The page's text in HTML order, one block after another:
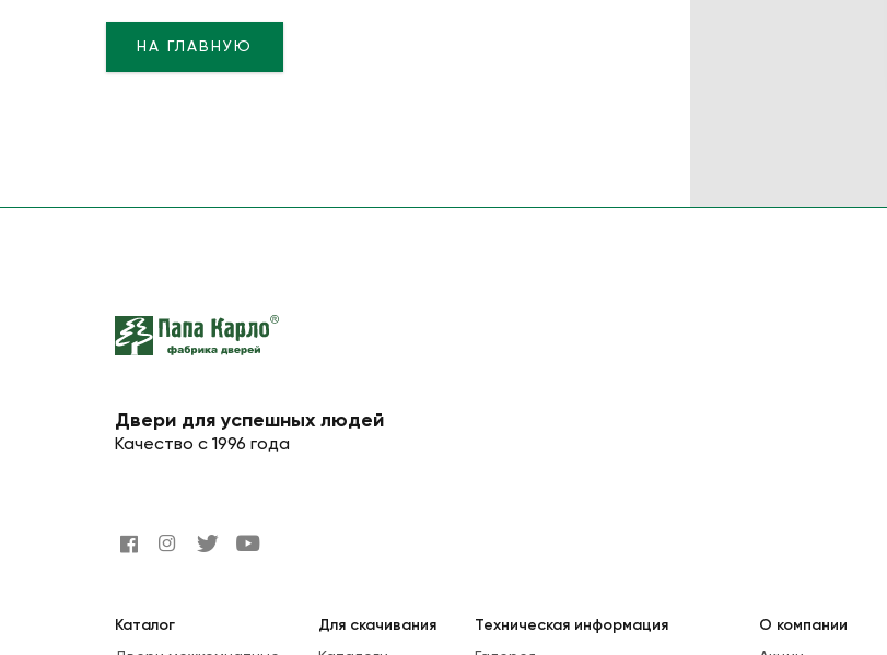
НА ГЛАВНУЮ
Двери для успешных людей
Качество с 1996 года
Каталог Для скачивания Техническая информация О компании